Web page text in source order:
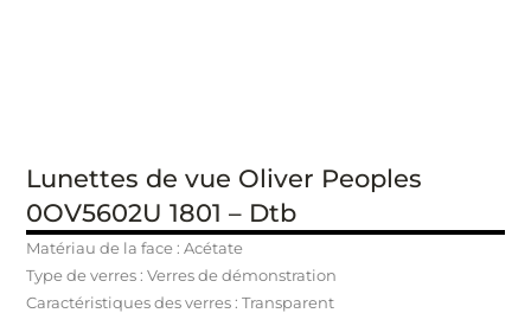
Lunettes de vue Oliver Peoples
0OV5602U 1801 – Dtb
Matériau de la face : Acétate
Type de verres : Verres de démonstration
Caractéristiques des verres : Transparent